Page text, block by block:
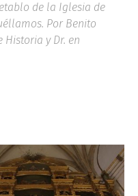
de la Iglesia de
Por Benito
Historia y Dr. en